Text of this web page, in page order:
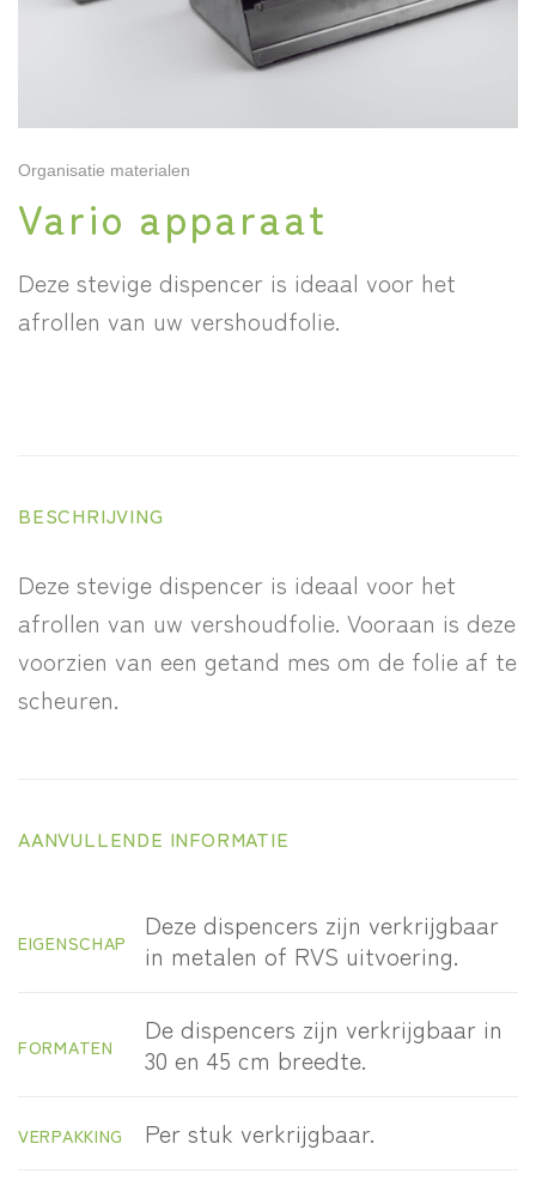
Organisatie materialen
Vario apparaat
Deze stevige dispencer is ideaal voor het
afrollen van uw vershoudfolie.
BESCHRIJVING
Deze stevige dispencer is ideaal voor het
afrollen van uw vershoudfolie. Vooraan is deze
voorzien van een getand mes om de folie af te
scheuren.
AANVULLENDE INFORMATIE
EIGENSCHAP
Deze dispencers zijn verkrijgbaar
in metalen of RVS uitvoering.
FORMATEN
De dispencers zijn verkrijgbaar in
30 en 45 cm breedte.
VERPAKKING Per stuk verkrijgbaar.